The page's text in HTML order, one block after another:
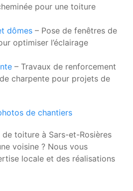
pour une toiture
dômes – Pose de fenêtres de
optimiser l’éclairage
– Travaux de renforcement
charpente pour projets de
de chantiers
toiture à Sars-et-Rosières
voisine ? Nous vous
locale et des réalisations